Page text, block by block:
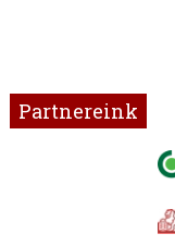
Partnereink